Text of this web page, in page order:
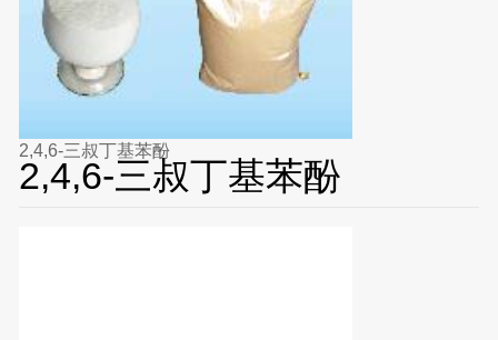
2,4,6-三叔丁基苯酚
2,4,6-三叔丁基苯酚